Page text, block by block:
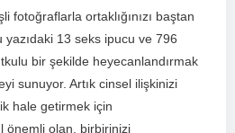
fotoğraflarla ortaklığınızı⁢ baştan
yazıdaki 13 seks ipucu ve 796
bir⁤ şekilde​ heyecanlandırmak
sunuyor. Artık cinsel ilişkinizi
hale getirmek için
önemli olan, birbirinizi